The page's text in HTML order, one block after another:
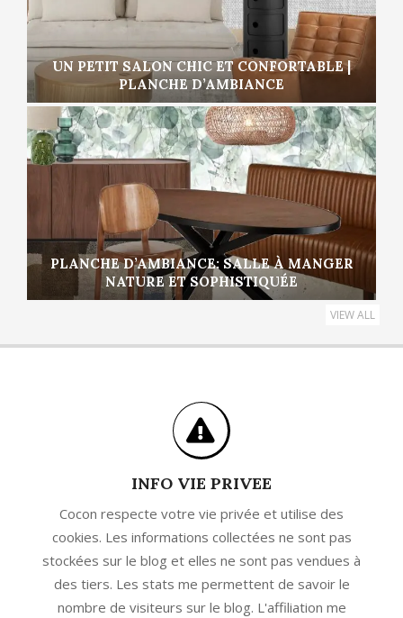
UN PETIT SALON CHIC ET CONFORTABLE |
PLANCHE D’AMBIANCE
PLANCHE D’AMBIANCE: SALLE À MANGER
NATURE ET SOPHISTIQUÉE
VIEW ALL
INFO VIE PRIVEE
Cocon respecte votre vie privée et utilise des
cookies. Les informations collectées ne sont pas
stockées sur le blog et elles ne sont pas vendues à
des tiers. Les stats me permettent de savoir le
nombre de visiteurs sur le blog. L'affiliation me